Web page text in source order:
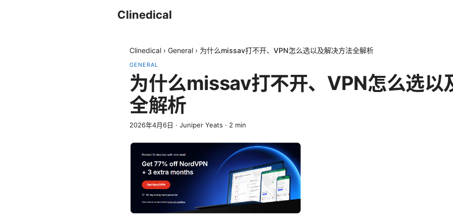
Clinedical
Clinedical › General › 为什么missav打不开、VPN怎么选以及解决方法全解析
GENERAL
为什么missav打不开、VPN怎么选以
全解析
2026年4月6日 · Juniper Yeats · 2 min